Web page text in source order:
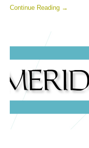
Continue Reading →